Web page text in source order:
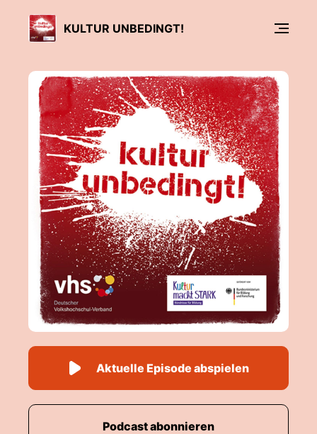
KULTUR UNBEDINGT!
Aktuelle Episode abspielen
Podcast abonnieren